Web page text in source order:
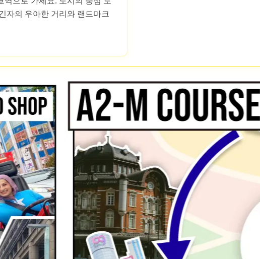
자의 우아한 거리와 랜드마크